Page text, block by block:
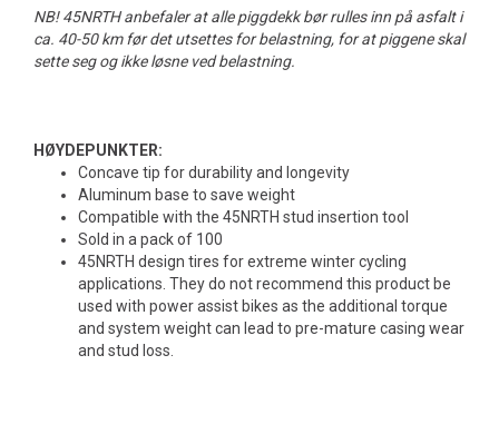
NB! 45NRTH anbefaler at alle piggdekk bør rulles inn på asfalt i
ca. 40-50 km før det utsettes for belastning, for at piggene skal
sette seg og ikke løsne ved belastning.
HØYDEPUNKTER:
Concave tip for durability and longevity
Aluminum base to save weight
Compatible with the 45NRTH stud insertion tool
Sold in a pack of 100
45NRTH design tires for extreme winter cycling
applications. They do not recommend this product be
used with power assist bikes as the additional torque
and system weight can lead to pre-mature casing wear
and stud loss.